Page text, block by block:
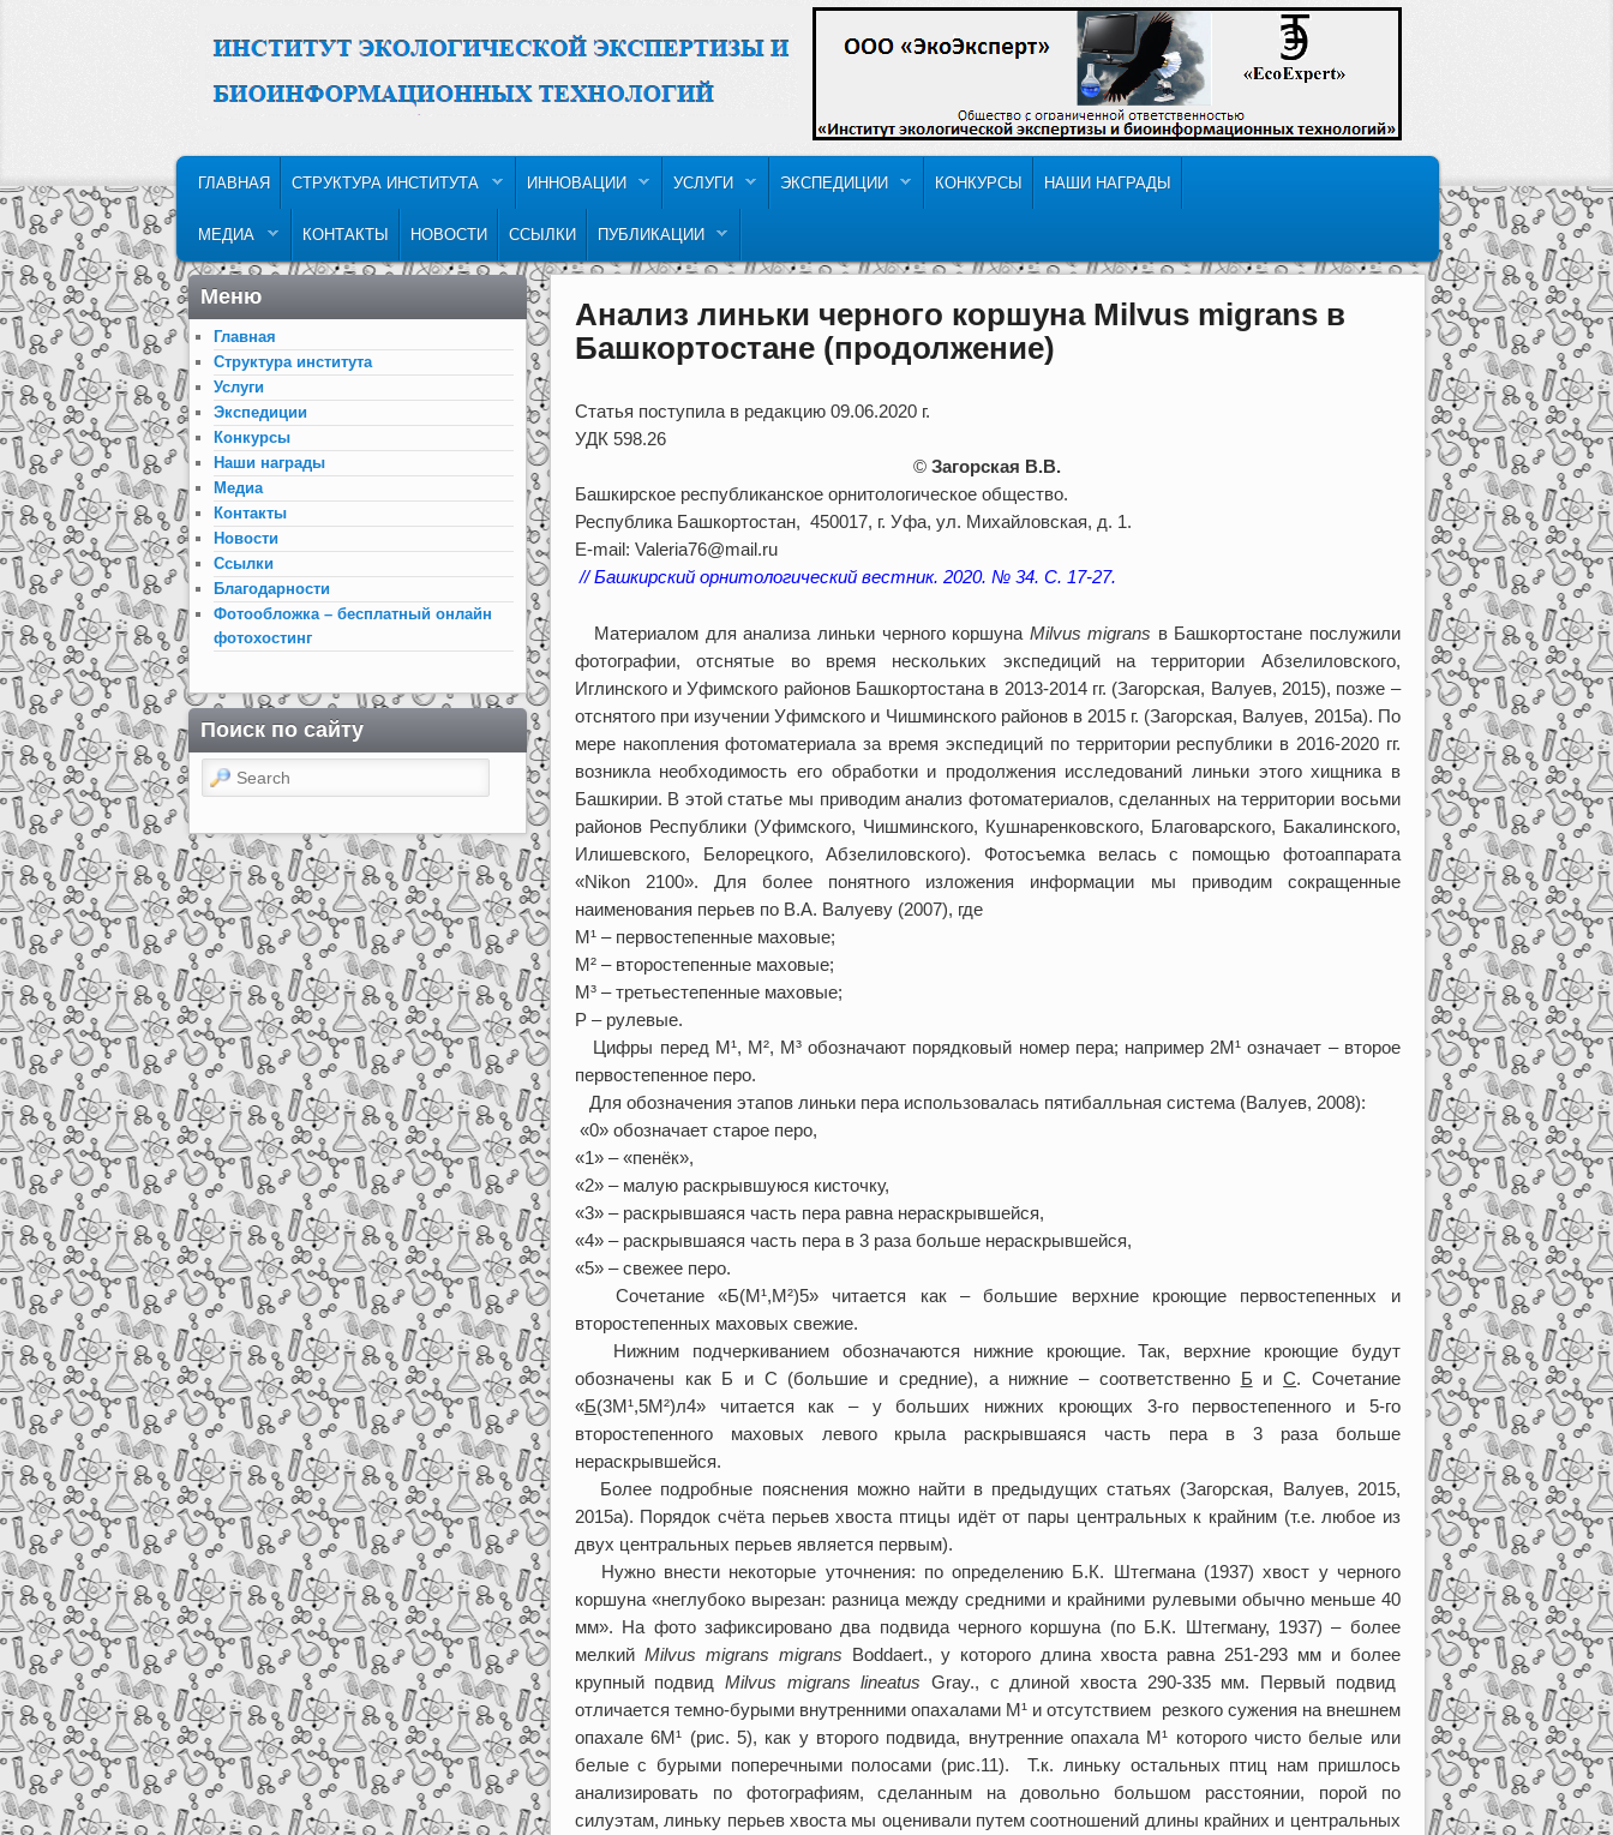
SKIP TO PRIMARY CONTENT
SKIP TO SECONDARY CONTENT
ГЛАВНАЯ СТРУКТУРА ИНСТИТУТА ИННОВАЦИИ УСЛУГИ ЭКСПЕДИЦИИ КОНКУРСЫ НАШИ НАГРАДЫ
МЕДИА КОНТАКТЫ НОВОСТИ ССЫЛКИ ПУБЛИКАЦИИ
Анализ линьки черного коршуна Milvus migrans в
Башкортостане (продолжение)
Статья поступила в редакцию 09.06.2020 г.
УДК 598.26
©Загорская В.В.
Башкирское республиканское орнитологическое общество.
Республика Башкортостан, 450017, г. Уфа, ул. Михайловская, д. 1.
E-mail: Valeria76@mail.ru
// Башкирский орнитологический вестник. 2020. № 34. С. 17-27.
Материалом для анализа линьки черного коршуна Milvus migrans в Башкортостане послужили
фотографии, отснятые во время нескольких экспедиций на территории Абзелиловского,
Иглинского и Уфимского районов Башкортостана в 2013-2014 гг. (Загорская, Валуев, 2015), позже –
отснятого при изучении Уфимского и Чишминского районов в 2015 г. (Загорская, Валуев, 2015а). По
мере накопления фотоматериала за время экспедиций по территории республики в 2016-2020 гг.
возникла необходимость его обработки и продолжения исследований линьки этого хищника в
Башкирии. В этой статье мы приводим анализ фотоматериалов, сделанных на территории восьми
районов Республики (Уфимского, Чишминского, Кушнаренковского, Благоварского, Бакалинского,
Илишевского, Белорецкого, Абзелиловского). Фотосъемка велась с помощью фотоаппарата
«Nikon 2100». Для более понятного изложения информации мы приводим сокращенные
наименования перьев по В.А. Валуеву (2007), где
М¹ – первостепенные маховые;
М² – второстепенные маховые;
М³ – третьестепенные маховые;
Р – рулевые.
Цифры перед М¹, М², М³ обозначают порядковый номер пера; например 2М¹ означает – второе
первостепенное перо.
Для обозначения этапов линьки пера использовалась пятибалльная система (Валуев, 2008):
«0» обозначает старое перо,
«1» – «пенёк»,
«2» – малую раскрывшуюся кисточку,
«3» – раскрывшаяся часть пера равна нераскрывшейся,
«4» – раскрывшаяся часть пера в 3 раза больше нераскрывшейся,
«5» – свежее перо.
Сочетание «Б(М¹,М²)5» читается как – большие верхние кроющие первостепенных и
второстепенных маховых свежие.
Нижним подчеркиванием обозначаются нижние кроющие. Так, верхние кроющие будут
обозначены как Б и С (большие и средние), а нижние – соответственно Б иС. Сочетание
«Б(3М¹,5М²)л4» читается как – у больших нижних кроющих 3-го первостепенного и 5-го
второстепенного маховых левого крыла раскрывшаяся часть пера в 3 раза больше
нераскрывшейся.
Более подробные пояснения можно найти в предыдущих статьях (Загорская, Валуев, 2015,
2015а). Порядок счёта перьев хвоста птицы идёт от пары центральных к крайним (т.е. любое из
двух центральных перьев является первым).
Нужно внести некоторые уточнения: по определению Б.К. Штегмана (1937) хвост у черного
коршуна «неглубоко вырезан: разница между средними и крайними рулевыми обычно меньше 40
мм». На фото зафиксировано два подвида черного коршуна (по Б.К. Штегману, 1937) – более
мелкий Milvus migrans migrans Boddaert., у которого длина хвоста равна 251-293 мм и более
крупный подвидMilvus migranslineatus Gray., с длиной хвоста 290-335 мм. Первый подвид
отличается темно-бурыми внутренними опахалами М¹ и отсутствием резкого сужения на внешнем
опахале 6М¹ (рис. 5), как у второго подвида, внутренние опахала М¹ которого чисто белые или
белые с бурыми поперечными полосами (рис.11). Т.к. линьку остальных птиц нам пришлось
анализировать по фотографиям, сделанным на довольно большом расстоянии, порой по
силуэтам, линьку перьев хвоста мы оценивали путем соотношений длины крайних и центральных
Меню
Главная
Структура института
Услуги
Экспедиции
Конкурсы
Наши награды
Медиа
Контакты
Новости
Ссылки
Благодарности
Фотообложка – бесплатный онлайн
фотохостинг
Поиск по сайту
Search